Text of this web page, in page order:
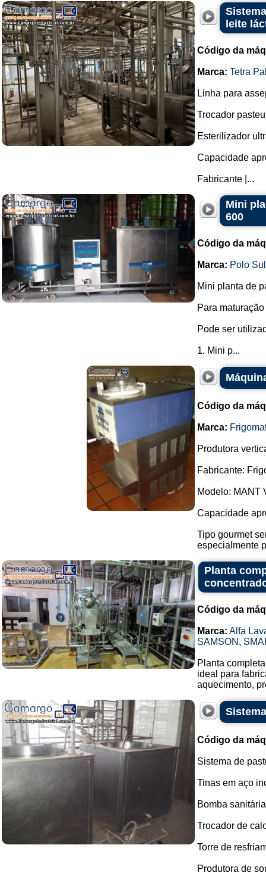
leite
Código da
Marca: Tetra
Linha para
Trocador
Esterilizador
Capacidade
Fabricante |...
Mini
600
Código da
Marca: Polo
Mini planta de
Para
Pode ser
1. Mini p...
Código da
Marca:
Produtora
Fabricante:
Modelo: MANT
Capacidade
Tipo gourmet
especialmente
Planta
Código da
Marca: Alfa
SAMSON ,
Planta
ideal para
aquecimento,
Código da
Sistema de
Tinas em aço
Bomba
Trocador de
Torre de
Produtora de